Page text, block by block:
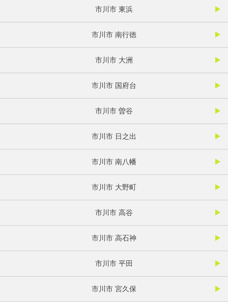
市川市 東浜
市川市 南行徳
市川市 大洲
市川市 国府台
市川市 曽谷
市川市 日之出
市川市 南八幡
市川市 大野町
市川市 高谷
市川市 高石神
市川市 平田
市川市 宮久保